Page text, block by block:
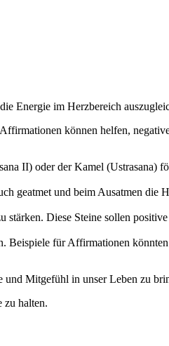
Energie im Herzbereich
können helfen,
II) oder der Kamel (Ustrasana)
geatmet und beim Ausatmen die
Diese Steine sollen
Beispiele für Affirmationen
und Mitgefühl in unser Leben zu
zu halten.